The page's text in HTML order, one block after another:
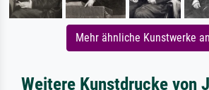
Mehr ähnliche Kunstwerke
Weitere Kunstdrucke von